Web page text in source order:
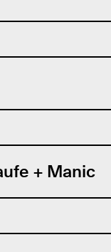
+ Manic